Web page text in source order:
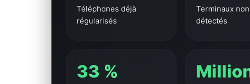
Téléphones déjà
régularisés
Terminaux
détectés
33 %